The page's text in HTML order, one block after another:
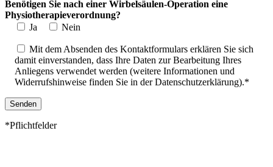
Benötigen Sie nach einer Wirbelsäulen-Operation eine
Physiotherapieverordnung?
Ja
Nein
Mit dem Absenden des Kontaktformulars erklären Sie sich
damit einverstanden, dass Ihre Daten zur Bearbeitung Ihres
Anliegens verwendet werden (weitere Informationen und
Widerrufshinweise finden Sie in der Datenschutzerklärung).*
*Pflichtfelder